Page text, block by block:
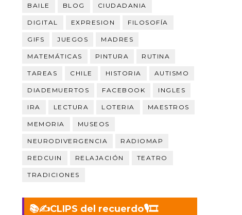
BAILE BLOG CIUDADANIA
DIGITAL EXPRESION FILOSOFÍA
GIFS JUEGOS MADRES
MATEMÁTICAS PINTURA RUTINA
TAREAS CHILE HISTORIA AUTISMO
DIADEMUERTOS FACEBOOK INGLES
IRA LECTURA LOTERIA MAESTROS
MEMORIA MUSEOS
NEURODIVERGENCIA RADIOMAP
REDCUIN RELAJACIÓN TEATRO
TRADICIONES
📚✍️CLIPS del recuerdo🎙️🎞